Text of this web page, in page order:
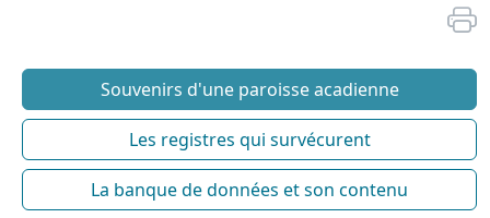
Souvenirs d'une paroisse acadienne
Les registres qui survécurent
La banque de données et son contenu